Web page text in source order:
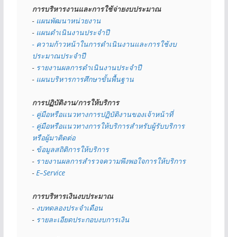
การบริหารงานและการใช้จ่ายงบประมาณ
- แผนพัฒนาหน่วยงาน
- แผนดำเนินงานประจำปี
- ความก้าวหน้าในการดำเนินงานและการใช้งบ
ประมาณประจำปี
- รายงานผลการดำเนินงานประจำปี
- แผนบริหารการศึกษาขั้นพื้นฐาน
การปฏิบัติงาน/การให้บริการ
- คู่มือหรือแนวทางการปฏิบัติงานของเจ้าหน้าที่
- คู่มือหรือแนวทางการให้บริการสำหรับผู้รับบริการ
หรือผู้มาติดต่อ
- ข้อมูลสถิติการให้บริการ
- รายงานผลการสำรวจความพึงพอใจการให้บริการ
- E–Service
การบริหารเงินงบประมาณ
- งบทดลองประจำเดือน
- รายละเอียดประกอบงบการเงิน